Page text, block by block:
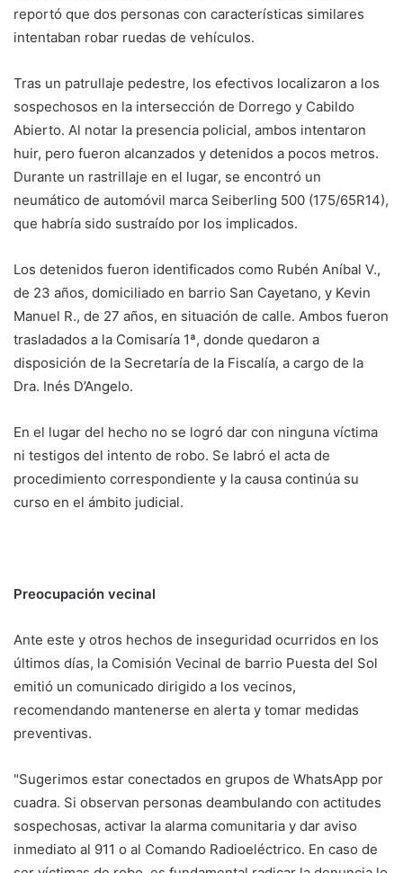
reportó que dos personas con características similares
intentaban robar ruedas de vehículos.
Tras un patrullaje pedestre, los efectivos localizaron a los
sospechosos en la intersección de Dorrego y Cabildo
Abierto. Al notar la presencia policial, ambos intentaron
huir, pero fueron alcanzados y detenidos a pocos metros.
Durante un rastrillaje en el lugar, se encontró un
neumático de automóvil marca Seiberling 500 (175/65R14),
que habría sido sustraído por los implicados.
Los detenidos fueron identificados como Rubén Aníbal V.,
de 23 años, domiciliado en barrio San Cayetano, y Kevin
Manuel R., de 27 años, en situación de calle. Ambos fueron
trasladados a la Comisaría 1ª, donde quedaron a
disposición de la Secretaría de la Fiscalía, a cargo de la
Dra. Inés D’Angelo.
En el lugar del hecho no se logró dar con ninguna víctima
ni testigos del intento de robo. Se labró el acta de
procedimiento correspondiente y la causa continúa su
curso en el ámbito judicial.
Preocupación vecinal
Ante este y otros hechos de inseguridad ocurridos en los
últimos días, la Comisión Vecinal de barrio Puesta del Sol
emitió un comunicado dirigido a los vecinos,
recomendando mantenerse en alerta y tomar medidas
preventivas.
"Sugerimos estar conectados en grupos de WhatsApp por
cuadra. Si observan personas deambulando con actitudes
sospechosas, activar la alarma comunitaria y dar aviso
inmediato al 911 o al Comando Radioeléctrico. En caso de